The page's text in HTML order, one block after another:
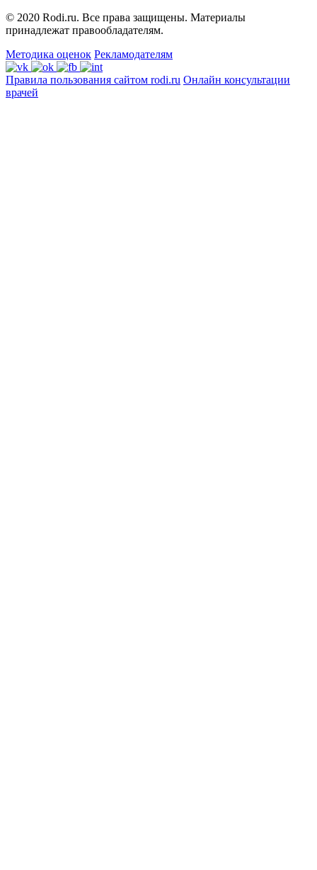
© 2020 Rodi.ru. Все права защищены. Материалы
принадлежат правообладателям.
Методика оценок Рекламодателям
Правила пользования сайтом rodi.ru Онлайн консультации
врачей